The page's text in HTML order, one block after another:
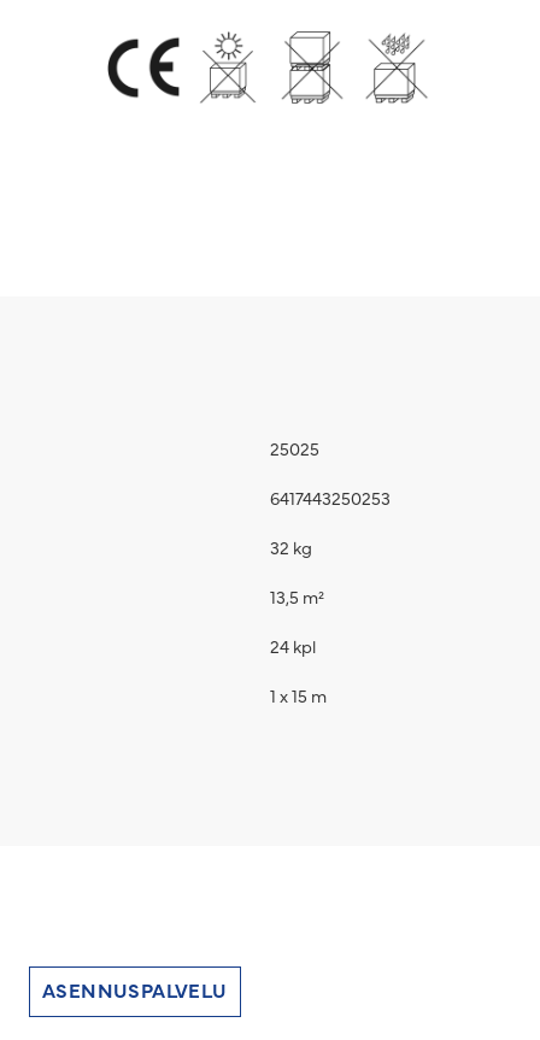
25025
6417443250253
32 kg
13,5 m²
24 kpl
1 x 15 m
ASENNUSPALVELU